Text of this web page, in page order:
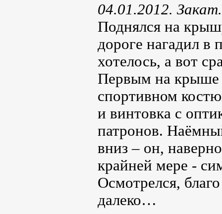
04.01.2012. Закат.
Поднялся на
дороге нагадил в
хотелось, а вот
Первым на крыше
спортивном
и винтовка с
патронов.
вниз – он,
крайней мере -
Осмотрелся,
далеко…